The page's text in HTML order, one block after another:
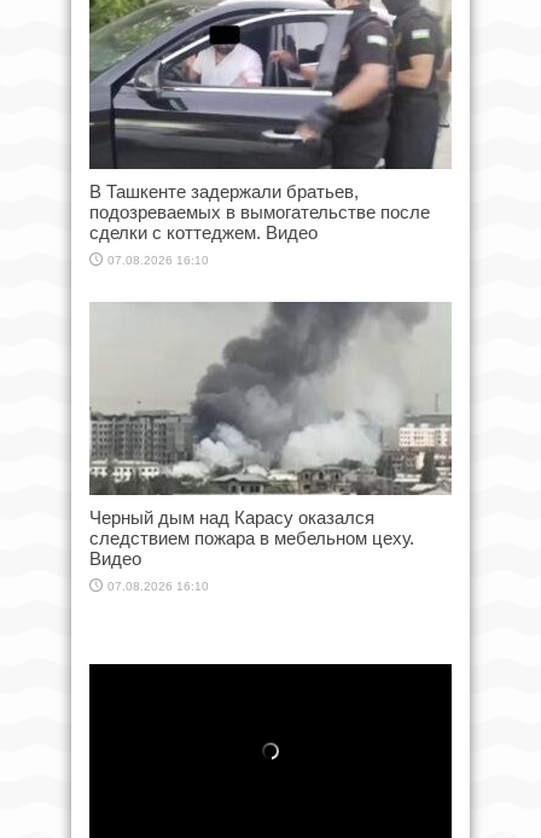
В Ташкенте задержали братьев,
подозреваемых в вымогательстве после
сделки с коттеджем. Видео
07.08.2026 16:10
Черный дым над Карасу оказался
следствием пожара в мебельном цеху.
Видео
07.08.2026 16:10